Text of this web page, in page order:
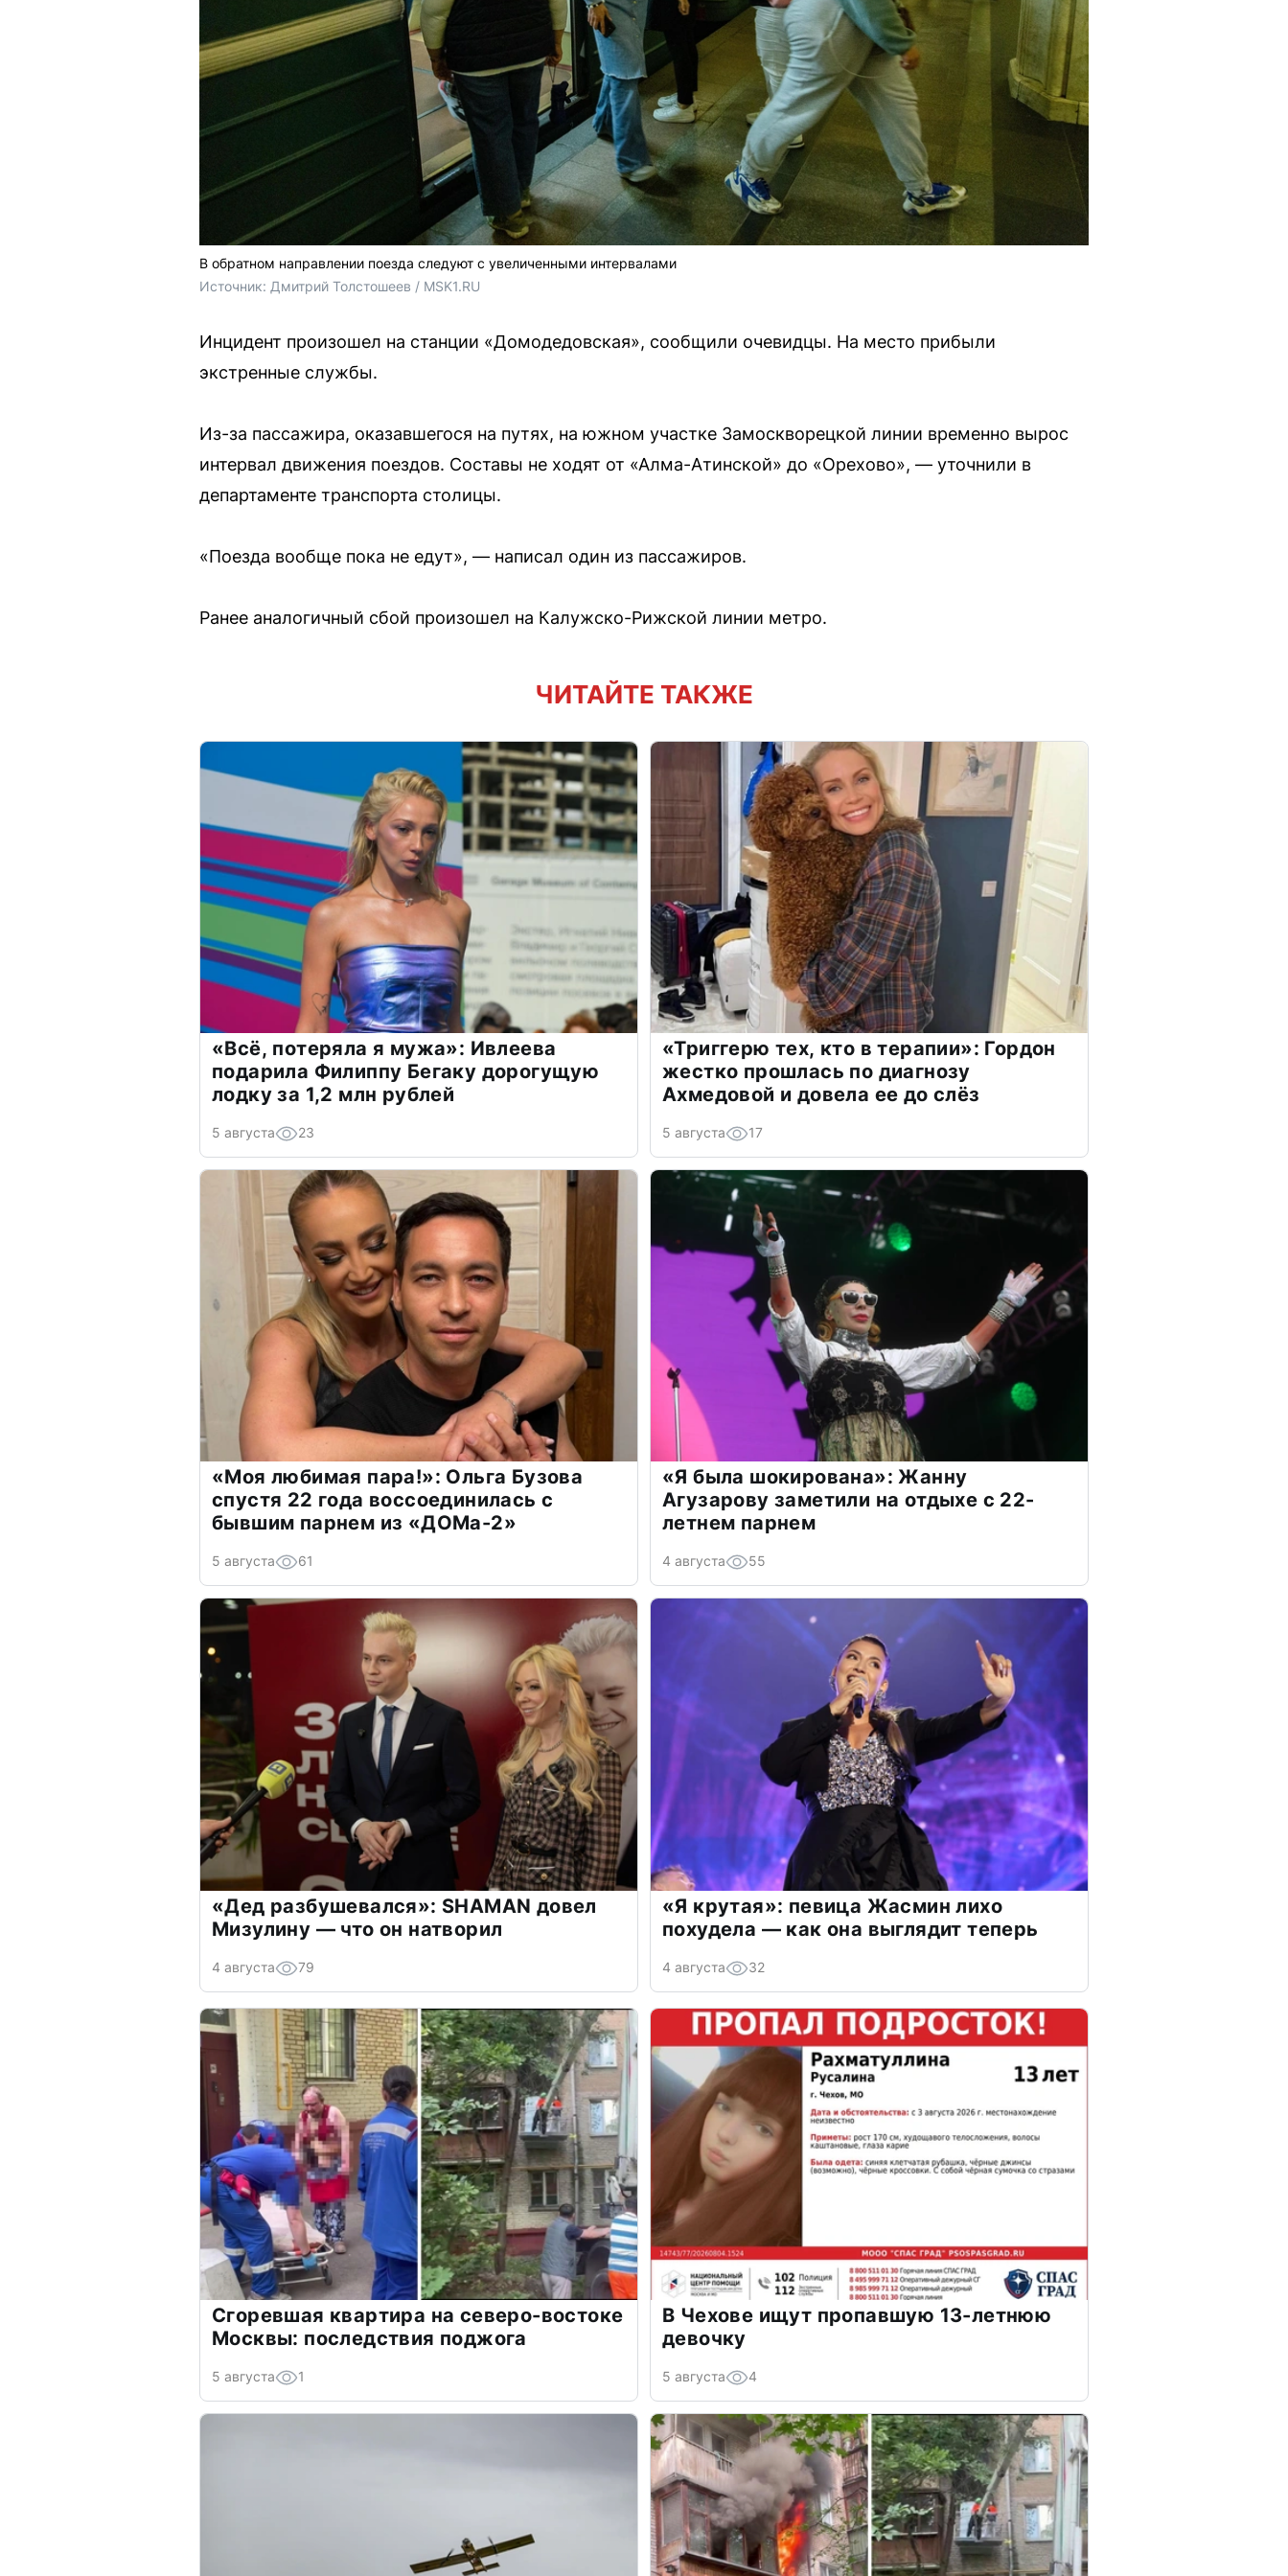
В обратном направлении поезда следуют с увеличенными интервалами
Источник: Дмитрий Толстошеев / MSK1.RU
Инцидент произошел на станции «Домодедовская», сообщили очевидцы. На место прибыли
экстренные службы.
Из-за пассажира, оказавшегося на путях, на южном участке Замоскворецкой линии временно вырос
интервал движения поездов. Составы не ходят от «Алма-Атинской» до «Орехово», — уточнили в
департаменте транспорта столицы.
«Поезда вообще пока не едут», — написал один из пассажиров.
Ранее аналогичный сбой произошел на Калужско-Рижской линии метро.
ЧИТАЙТЕ ТАКЖЕ
«Всё, потеряла я мужа»: Ивлеева
подарила Филиппу Бегаку дорогущую
лодку за 1,2 млн рублей
5 августа 23
«Триггерю тех, кто в терапии»: Гордон
жестко прошлась по диагнозу
Ахмедовой и довела ее до слёз
5 августа 17
«Моя любимая пара!»: Ольга Бузова
спустя 22 года воссоединилась с
бывшим парнем из «ДОМа-2»
5 августа 61
«Я была шокирована»: Жанну
Агузарову заметили на отдыхе с 22-
летнем парнем
4 августа 55
«Дед разбушевался»: SHAMAN довел
Мизулину — что он натворил
4 августа 79
«Я крутая»: певица Жасмин лихо
похудела — как она выглядит теперь
4 августа 32
Сгоревшая квартира на северо-востоке
Москвы: последствия поджога
5 августа 1
В Чехове ищут пропавшую 13-летнюю
девочку
5 августа 4